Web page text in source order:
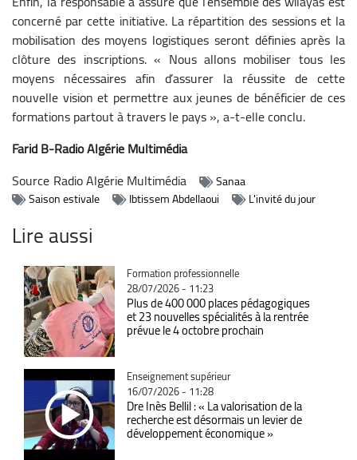
concerné par cette initiative. La répartition des sessions et la
mobilisation des moyens logistiques seront définies après la
clôture des inscriptions. « Nous allons mobiliser tous les
moyens nécessaires afin d’assurer la réussite de cette
nouvelle vision et permettre aux jeunes de bénéficier de ces
formations partout à travers le pays », a-t-elle conclu.
Farid B-Radio Algérie Multimédia
Source Radio Algérie Multimédia
Sanaa
Saison estivale
Ibtissem Abdellaoui L'invité du jour
Lire aussi
Catégorie
Formation professionnelle
28/07/2026 - 11:23
Plus de 400 000 places pédagogiques
et 23 nouvelles spécialités à la rentrée
prévue le 4 octobre prochain
Catégorie
Enseignement supérieur
16/07/2026 - 11:28
Dre Inès Bellil : « La valorisation de la
recherche est désormais un levier de
développement économique »